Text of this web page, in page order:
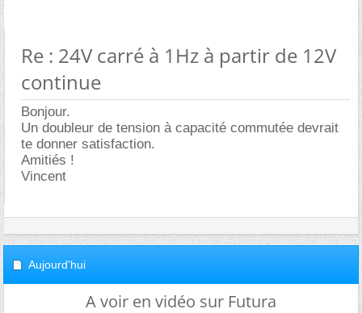
Re : 24V carré à 1Hz à partir de 12V
continue
Bonjour.
Un doubleur de tension à capacité commutée devrait
te donner satisfaction.
Amitiés !
Vincent
Aujourd'hui
A voir en vidéo sur Futura